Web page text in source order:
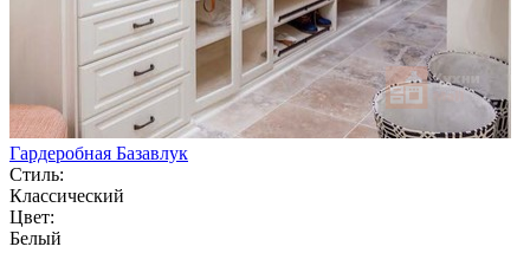
Гардеробная Базавлук
Стиль:
Классический
Цвет:
Белый